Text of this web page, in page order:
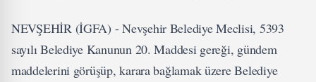
NEVŞEHİR (İGFA) - Nevşehir Belediye Meclisi, 5393
sayılı Belediye Kanunun 20. Maddesi gereği, gündem
maddelerini görüşüp, karara bağlamak üzere Belediye